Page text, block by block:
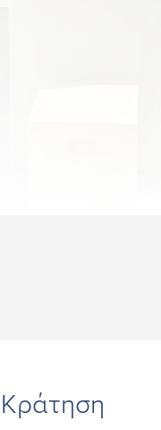
Κράτηση